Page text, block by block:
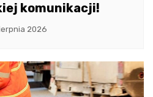
komunikacji!
2026